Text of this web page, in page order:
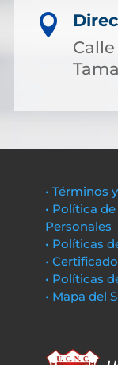

Calle
• Términos
• Política
Personales
• Políticas
•
• Políticas
• Mapa del